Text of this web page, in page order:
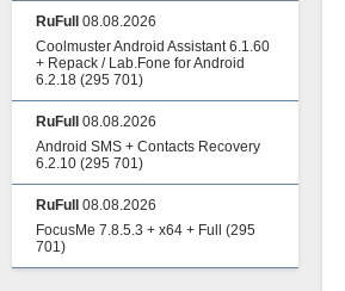
RuFull
08.08.2026
Coolmuster Android Assistant 6.1.60
+ Repack / Lab.Fone for Android
6.2.18 (295 701)
RuFull
08.08.2026
Android SMS + Contacts Recovery
6.2.10 (295 701)
RuFull
08.08.2026
FocusMe 7.8.5.3 + x64 + Full
(295
701)